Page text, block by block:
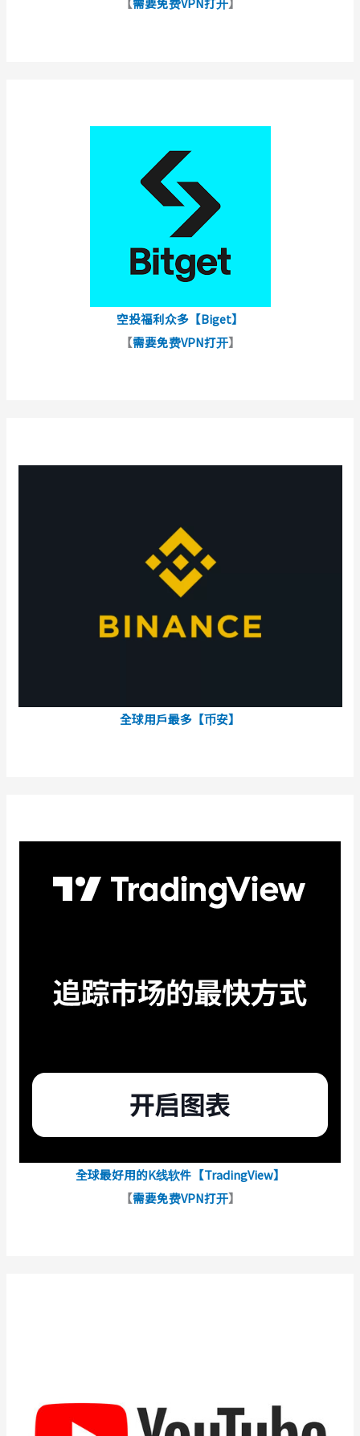
空投福利众多【Biget】
【需要免费VPN打开】
全球用戶最多【币安】
全球最好用的K线软件【TradingView】
【需要免费VPN打开】